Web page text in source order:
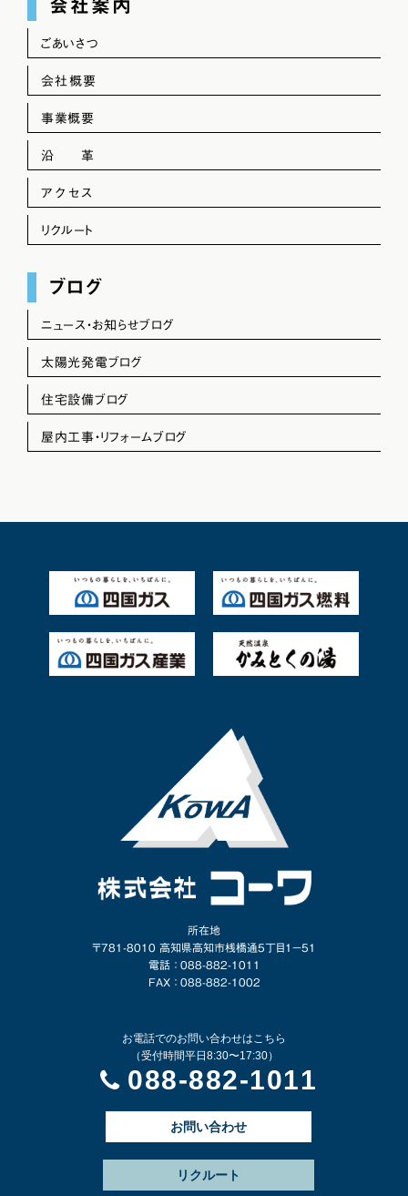
会社案内
ごあいさつ
会社概要
事業概要
沿 革
アクセス
リクルート
ブログ
ニュース・お知らせブログ
太陽光発電ブログ
住宅設備ブログ
屋内工事・リフォームブログ
所在地
〒781-8010 高知県高知市桟橋通5丁目1−51
電話 ： 088-882-1011
FAX ： 088-882-1002
お電話でのお問い合わせはこちら
（受付時間平日8:30〜17:30）
088-882-1011
お問い合わせ
リクルート